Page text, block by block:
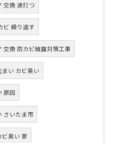
交換 波打つ
ビ 繰り返す
交換 防カビ結露対策工事
い カビ臭い
原因
さいたま市
ビ臭い 家